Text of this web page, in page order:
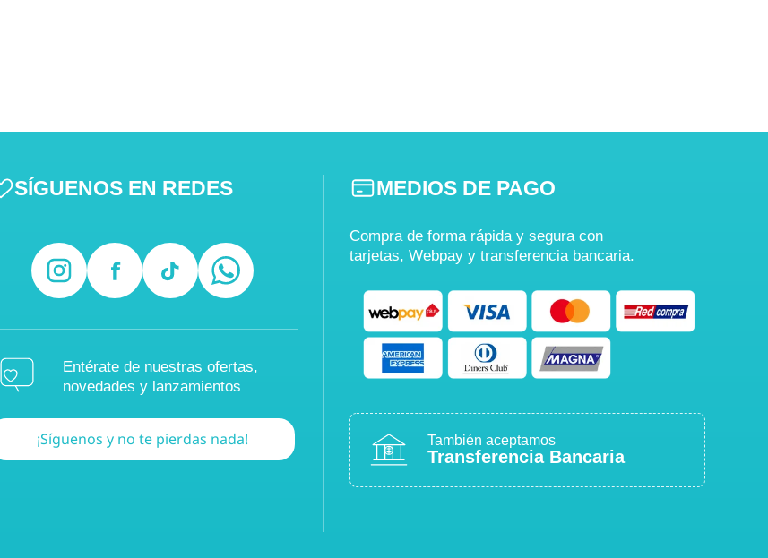
SÍGUENOS EN REDES
Entérate de nuestras ofertas,
novedades y lanzamientos
¡Síguenos y no te pierdas nada!
MEDIOS DE PAGO
Compra de forma rápida y segura con
tarjetas, Webpay y transferencia bancaria.
También aceptamos
Transferencia Bancaria